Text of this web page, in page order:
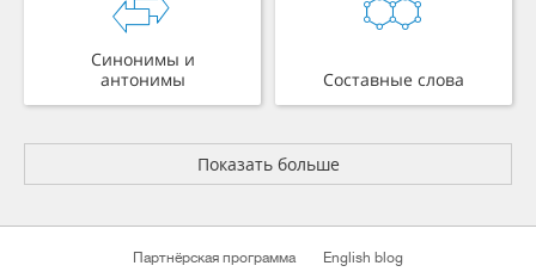
Синонимы и
антонимы
Составные слова
Показать больше
Партнёрская программа
English blog